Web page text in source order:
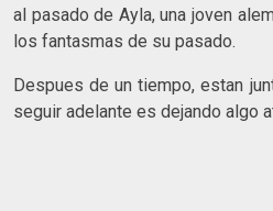
al pasado de Ayla, una joven
los fantasmas de su pasado.
Despues de un tiempo, estan
seguir adelante es dejando algo